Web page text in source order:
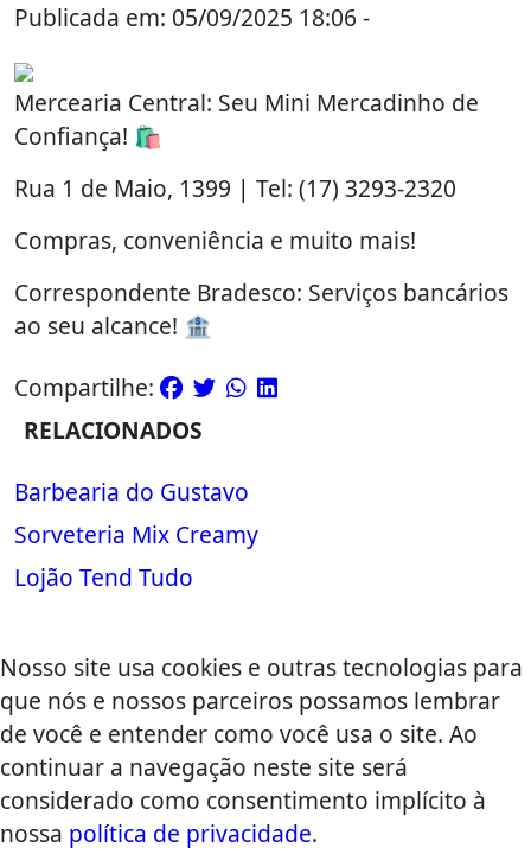
Publicada em: 05/09/2025 18:06 -
Mercearia Central: Seu Mini Mercadinho de
Confiança! 🛍️
Rua 1 de Maio, 1399 | Tel: (17) 3293-2320
Compras, conveniência e muito mais!
Correspondente Bradesco: Serviços bancários
ao seu alcance! 🏦
Compartilhe:
RELACIONADOS
Barbearia do Gustavo
Sorveteria Mix Creamy
Lojão Tend Tudo
Nosso site usa cookies e outras tecnologias para
que nós e nossos parceiros possamos lembrar
de você e entender como você usa o site. Ao
continuar a navegação neste site será
considerado como consentimento implícito à
nossa política de privacidade.